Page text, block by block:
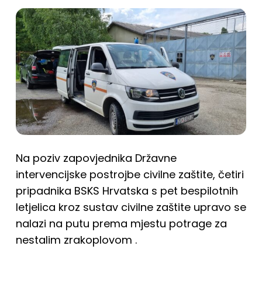
Na poziv zapovjednika Državne
intervencijske postrojbe civilne zaštite, četiri
pripadnika BSKS Hrvatska s pet bespilotnih
letjelica kroz sustav civilne zaštite upravo se
nalazi na putu prema mjestu potrage za
nestalim zrakoplovom .